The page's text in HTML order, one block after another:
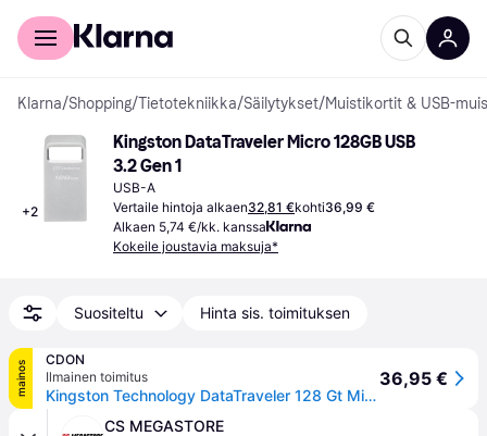
Kuluttajille
Klarna/Shopping/Tietotekniikka/Säilytykset/Muistikortit & USB-
+2
Kingston DataTraveler Micro 128GB USB
3.2 Gen 1
USB-A
Vertaile hintoja alkaen32,81 €kohti36,99 €
Alkaen 5,74 €/kk. kanssa
Kokeile joustavia maksuja*
Suositeltu Hinta sis. toimituksen
mainos
CDON
Ilmainen toimitus
Kingston Technology DataTraveler 128 Gt Micro 200 Mt/s Metal USB 3.2 Gen 1, 128 GB, USB A-tyyppi, 3.2 Gen 1 (3.1 Gen 1), 200 MB/s, Ilman suojusta, ...
36,95 €
CS MEGASTORE